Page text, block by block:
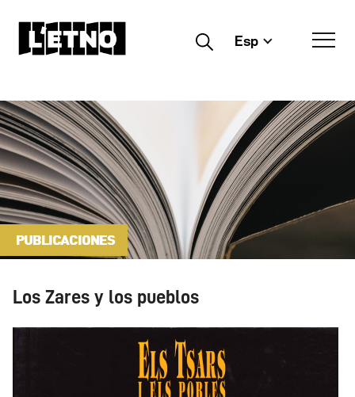
Buscar Esp
PUBLICACIONES
Los Zares y los pueblos